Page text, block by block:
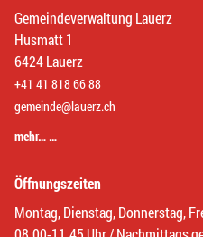
Gemeindeverwaltung Lauerz
Husmatt 1
6424 Lauerz
+41 41 818 66 88
gemeinde@lauerz.ch
mehr… …
Öffnungszeiten
Montag, Dienstag, Donnerstag,